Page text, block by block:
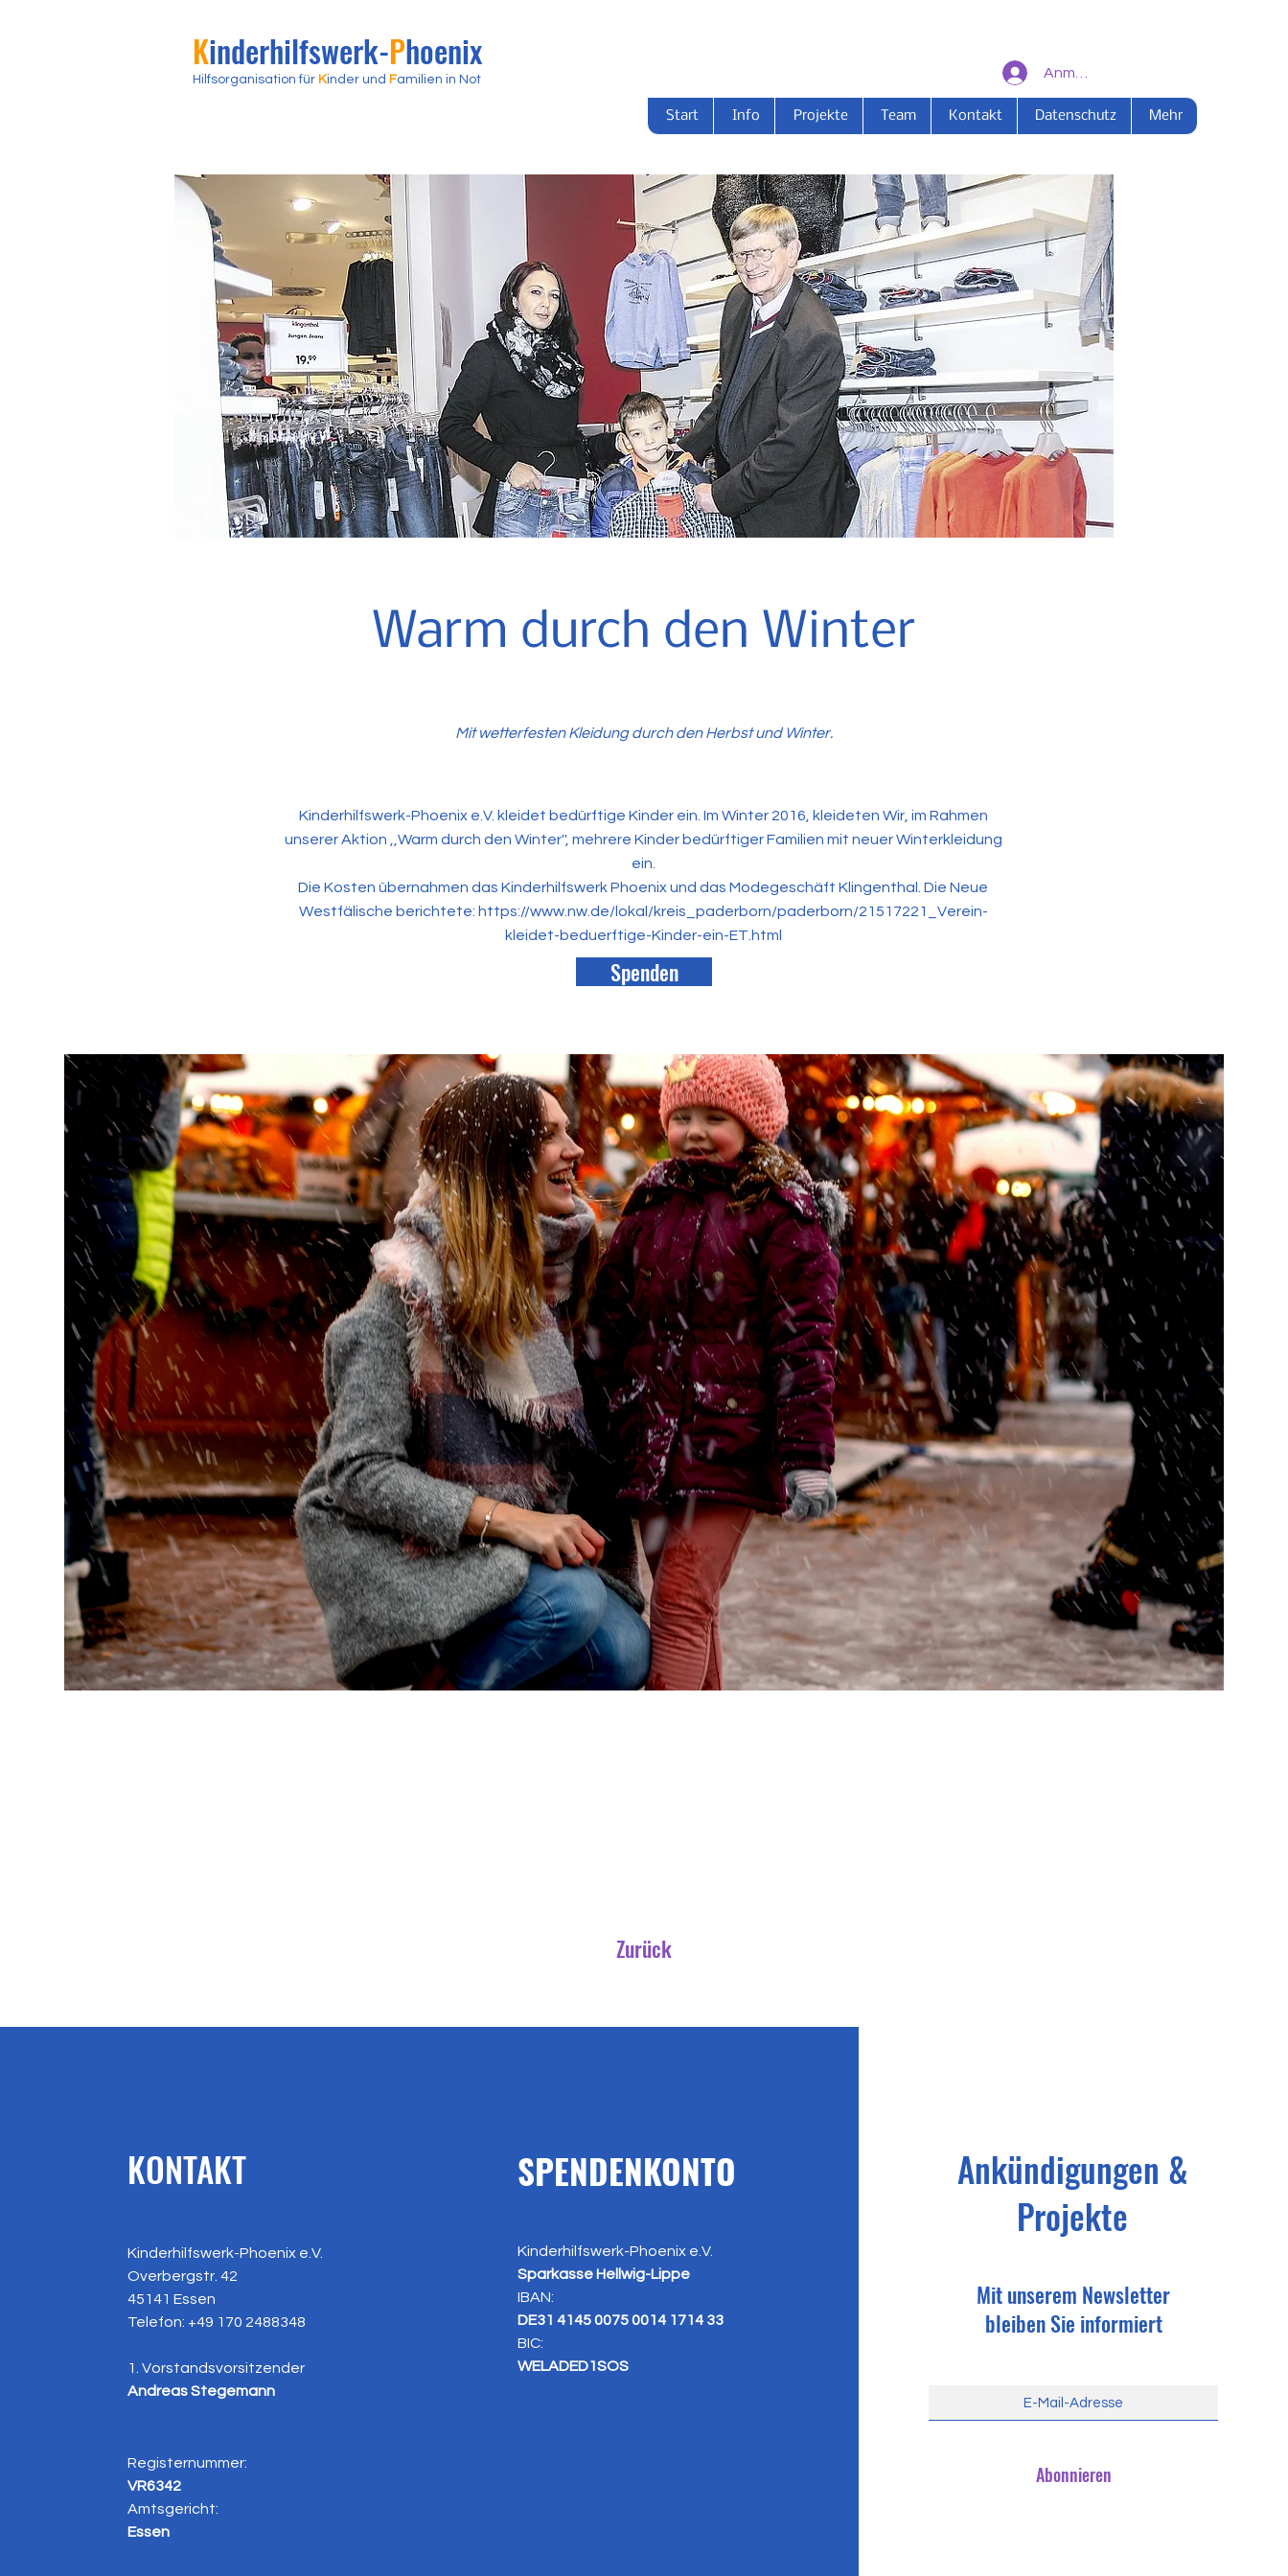
Kinderhilfswerk-Phoenix
Hilfsorganisation für Kinder und Familien in Not
Start Info Projekte Team Kontakt Datenschutz Mehr
Anmelden
Warm durch den Winter
Mit wetterfesten Kleidung durch den Herbst und Winter.
Kinderhilfswerk-Phoenix e.V. kleidet bedürftige Kinder ein. Im Winter 2016, kleideten Wir, im Rahmen
unserer Aktion ,,Warm durch den Winter'', mehrere Kinder bedürftiger Familien mit neuer Winterkleidung
ein.
Die Kosten übernahmen das Kinderhilfswerk Phoenix und das Modegeschäft Klingenthal. Die Neue
Westfälische berichtete: https://www.nw.de/lokal/kreis_paderborn/paderborn/21517221_Verein-
kleidet-beduerftige-Kinder-ein-ET.html
Spenden
Zurück
KONTAKT
Kinderhilfswerk-Phoenix e.V.
Overbergstr. 42
45141 Essen
Telefon: +49 170 2488348
1. Vorstandsvorsitzender
Andreas Stegemann
SPENDENKONTO
Kinderhilfswerk-Phoenix e.V.
Sparkasse Hellwig-Lippe
IBAN:
DE31 4145 0075 0014 1714 33
BIC:
WELADED1SOS
Registernummer:
VR6342
Amtsgericht:
Essen
Ankündigungen &
Projekte
Mit unserem Newsletter
bleiben Sie informiert
Abonnieren